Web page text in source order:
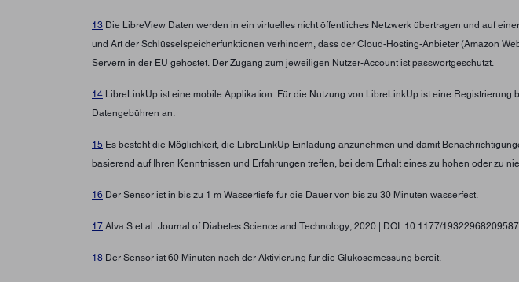
13 Die LibreView Daten werden in ein virtuelles nicht öffentliches Netzwerk übertragen und auf
und Art der Schlüsselspeicherfunktionen verhindern, dass der Cloud-Hosting-Anbieter (Amazon
Servern in der EU gehostet. Der Zugang zum jeweiligen Nutzer-Account ist passwortgeschützt.
14 LibreLinkUp ist eine mobile Applikation. Für die Nutzung von LibreLinkUp ist eine
Datengebühren an.
15 Es besteht die Möglichkeit, die LibreLinkUp Einladung anzunehmen und damit
basierend auf Ihren Kenntnissen und Erfahrungen treffen, bei dem Erhalt eines zu hohen oder zu
16 Der Sensor ist in bis zu 1 m Wassertiefe für die Dauer von bis zu 30 Minuten wasserfest.
17 Alva S et al. Journal of Diabetes Science and Technology, 2020 | DOI: 10.1177/
18 Der Sensor ist 60 Minuten nach der Aktivierung für die Glukosemessung bereit.